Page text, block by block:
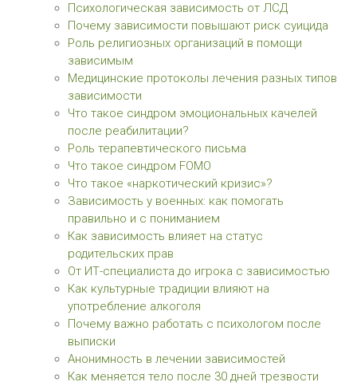
Психологическая зависимость от ЛСД
Почему зависимости повышают риск суицида
Роль религиозных организаций в помощи
зависимым
Медицинские протоколы лечения разных типов
зависимости
Что такое синдром эмоциональных качелей
после реабилитации?
Роль терапевтического письма
Что такое синдром FOMO
Что такое «наркотический кризис»?
Зависимость у военных: как помогать
правильно и с пониманием
Как зависимость влияет на статус
родительских прав
От ИТ-специалиста до игрока с зависимостью
Как культурные традиции влияют на
употребление алкоголя
Почему важно работать с психологом после
выписки
Анонимность в лечении зависимостей
Как меняется тело после 30 дней трезвости